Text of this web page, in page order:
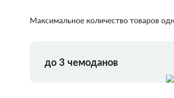
Максимальное количество товаров
до 3 чемоданов